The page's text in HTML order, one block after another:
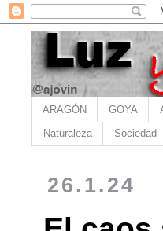
ARAGÓN GOYA
Naturaleza Sociedad
26.1.24